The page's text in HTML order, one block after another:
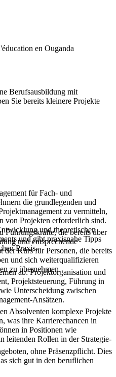
en Ouganda
Berufsausbildung mit
Sie bereits kleinere Projekte
für Fach- und
die grundlegenden und
zu vermitteln,
von Projekten erforderlich sind.
und theoretischen
und gibt praxisnahe Tipps
Praxis.
Führungskräfte, die bereits über
und entsprechende
der Kurs für Personen, die bereits
und sich weiterqualifizieren
zu übernehmen.
ab: Projektorganisation und
Projektsteuerung, Führung in
Unterscheidung zwischen
Ansätzen.
Absolventen komplexe Projekte
was ihre Karrierechancen in
in Positionen wie
leitenden Rollen in der Strategie-
ohne Präsenzpflicht. Dies
sich gut in den beruflichen